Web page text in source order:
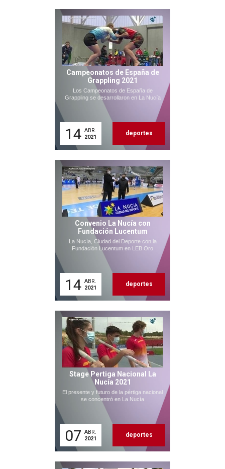
Campeonatos de España de
Grappling 2021
Los Campeonatos de España de
Grappling se desarrollaron en La Nucía
14 ABR.
2021
deportes
Convenio La Nucía con
Fundación Lucentum
La Nucía, Ciudad del Deporte con la
Fundación Lucentum en LEB Oro
14 ABR.
2021
deportes
Stage Pertiga Nacional La
Nucía 2021
El presente y futuro de la pértiga nacional
se concentró en La Nucía
07 ABR.
2021
deportes